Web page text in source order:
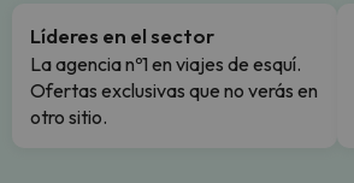
Líderes en el sector
La agencia nº1 en viajes de esquí.
Ofertas exclusivas que no verás en
otro sitio.